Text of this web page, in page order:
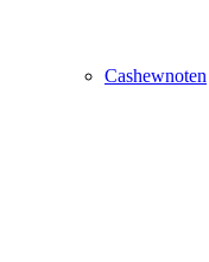
Cashewnoten